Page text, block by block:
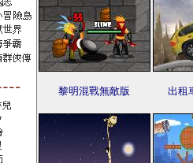
黎明混戰無敵版 出租